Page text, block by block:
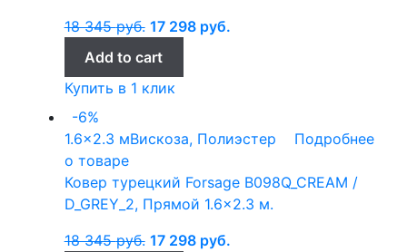
18 345руб. 17 298 руб.
Add to cart
Купить в 1 клик
-6%
1.6x2.3 мВискоза, Полиэстер
Подробнее
о товаре
Ковер турецкий Forsage B098Q_CREAM /
D_GREY_2, Прямой 1.6×2.3 м.
18 345руб. 17 298 руб.